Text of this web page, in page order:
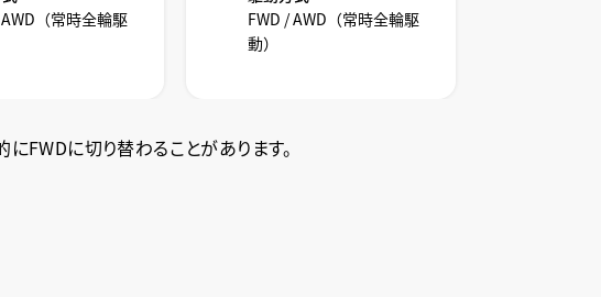
（常時全輪駆
FWD / AWD（常時全輪駆
動）
FWDに切り替わることがあります。